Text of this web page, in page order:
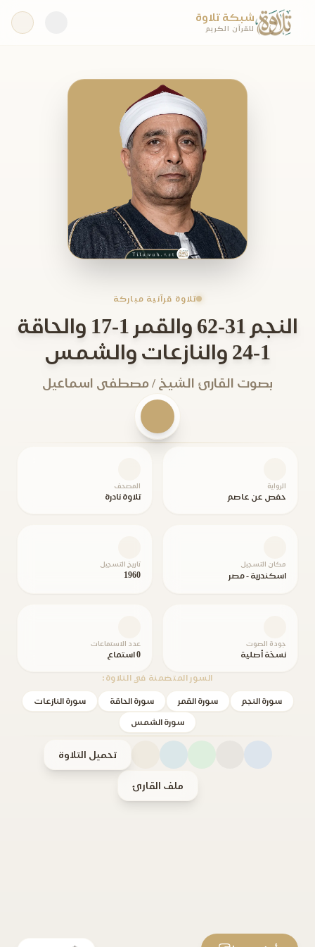
شبكة تلاوة
للقرآن الكريم
تلاوة قرآنية مباركة
النجم 31-62 والقمر 1-17 والحاقة
1-24 والنازعات والشمس
بصوت القارئ الشيخ / مصطفى اسماعيل
الرواية
حفص عن عاصم
المصحف
تلاوة نادرة
مكان التسجيل
اسكندرية - مصر
تاريخ التسجيل
1960
جودة الصوت
نسخة أصلية
عدد الاستماعات
0 استماع
السور المتضمنة في التلاوة:
سورة النجم سورة القمر سورة الحاقة سورة النازعات
سورة الشمس
تحميل التلاوة
ملف القارئ